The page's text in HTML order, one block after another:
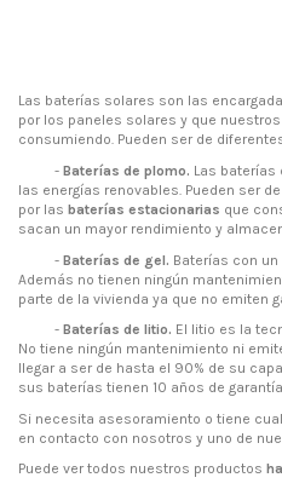
Las baterías solares son las
por los paneles solares y que
consumiendo. Pueden ser de
- Baterías de plomo. Las baterías
las energías renovables. Pueden ser
por las baterías estacionarias que
sacan un mayor rendimiento y
- Baterías de gel. Baterías con un
Además no tienen ningún
parte de la vivienda ya que no emiten
- Baterías de litio. El litio es la
No tiene ningún mantenimiento ni
llegar a ser de hasta el 90% de su
sus baterías tienen 10 años de
Si necesita asesoramiento o tiene
en contacto con nosotros y uno de
Puede ver todos nuestros productos